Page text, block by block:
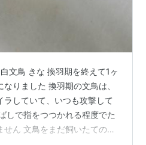
文鳥 きな 換羽期を終えて1ヶ
りました 換羽期の文鳥は、
していて、いつも攻撃して
しで指をつつかれる程度でた
ん 文鳥をまだ飼いたての頃